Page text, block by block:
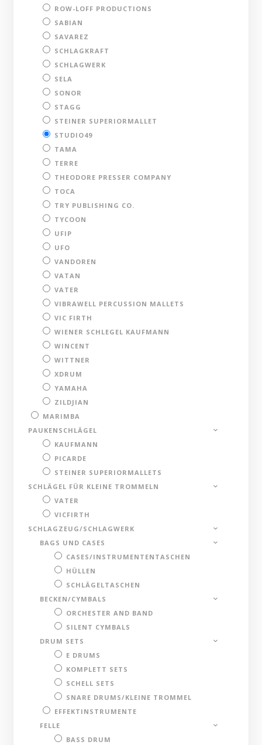
ROW-LOFF PRODUCTIONS
SABIAN
SAVAREZ
SCHLAGKRAFT
SCHLAGWERK
SELA
SONOR
STAGG
STEINER SUPERIORMALLET
STUDIO49
TAMA
TERRE
THEODORE PRESSER COMPANY
TOCA
TRY PUBLISHING CO.
TYCOON
UFIP
UFO
VANDOREN
VATAN
VATER
VIBRAWELL PERCUSSION MALLETS
VIC FIRTH
WIENER SCHLEGEL KAUFMANN
WINCENT
WITTNER
XDRUM
YAMAHA
ZILDJIAN
MARIMBA
PAUKENSCHLÄGEL
KAUFMANN
PICARDE
STEINER SUPERIORMALLETS
SCHLÄGEL FÜR KLEINE TROMMELN
VATER
VICFIRTH
SCHLAGZEUG/SCHLAGWERK
BAGS UND CASES
CASES/INSTRUMENTENTASCHEN
HÜLLEN
SCHLÄGELTASCHEN
BECKEN/CYMBALS
ORCHESTER AND BAND
SILENT CYMBALS
DRUM SETS
E DRUMS
KOMPLETT SETS
SCHELL SETS
SNARE DRUMS/KLEINE TROMMEL
EFFEKTINSTRUMENTE
FELLE
BASS DRUM